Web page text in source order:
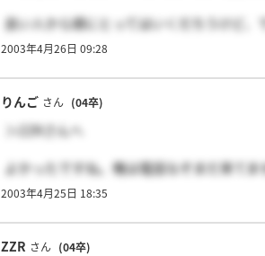
説明会とか聞いてるような雰囲気とはま
はじめのころはかなり志望度が高かった
仮にいいお知らせもらっても100％辞退し
良い人から順にとってはいくだろうけど
ます。
最終のプレゼンがしっかりできていれば
2003年4月26日 09:28
りんご さん (04卒)
＞ZZRさんへ
よかったですね。俺は電話なぞまだ来てま
どうやら落ちた模様です・・・次に向け
2003年4月25日 18:35
ZZR さん (04卒)